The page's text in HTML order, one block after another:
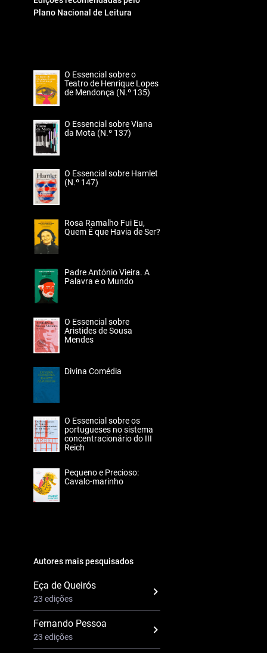
Plano Nacional de Leitura
O Essencial sobre o
Teatro de Henrique Lopes
de Mendonça (N.º 135)
O Essencial sobre Viana
da Mota (N.º 137)
O Essencial sobre Hamlet
(N.º 147)
Rosa Ramalho Fui Eu,
Quem É que Havia de Ser?
Padre António Vieira. A
Palavra e o Mundo
O Essencial sobre
Aristides de Sousa
Mendes
Divina Comédia
O Essencial sobre os
portugueses no sistema
concentracionário do III
Reich
Pequeno e Precioso:
Cavalo-marinho
Autores mais pesquisados
Eça de Queirós
23 edições
Fernando Pessoa
23 edições